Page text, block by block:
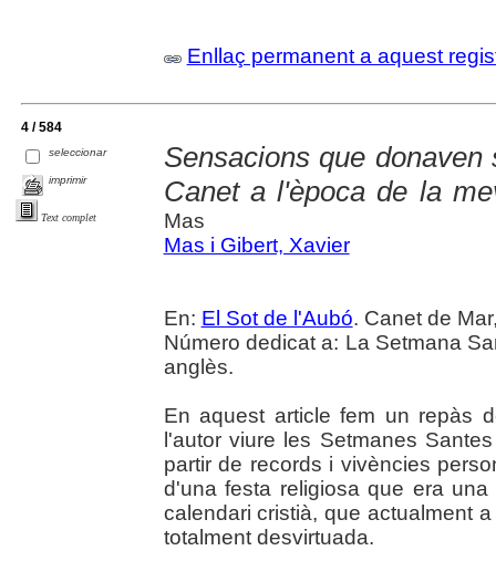
Enllaç permanent a aquest
4 / 584
seleccionar
imprimir
Text complet
Sensacions que
Canet a l'època de la
Mas
Mas i Gibert, Xavier
En: El Sot de l'Aubó. Canet de
Número dedicat a: La Setmana
anglès.
En aquest article fem un repàs
l'autor viure les Setmanes
partir de records i vivències
d'una festa religiosa que era
calendari cristià, que actualment
totalment desvirtuada.